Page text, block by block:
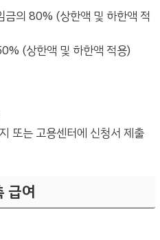
금의 80% (상한액 및 하한액 적
(상한액 및 하한액 적용)
또는 고용센터에 신청서 제출
급여